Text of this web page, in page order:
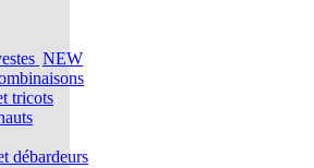
NEW
tricots
débardeurs